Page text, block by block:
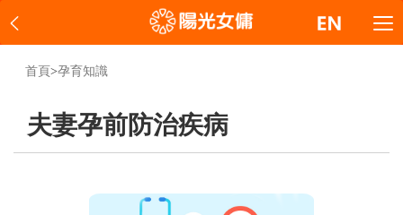
首頁>孕育知識
夫妻孕前防治疾病